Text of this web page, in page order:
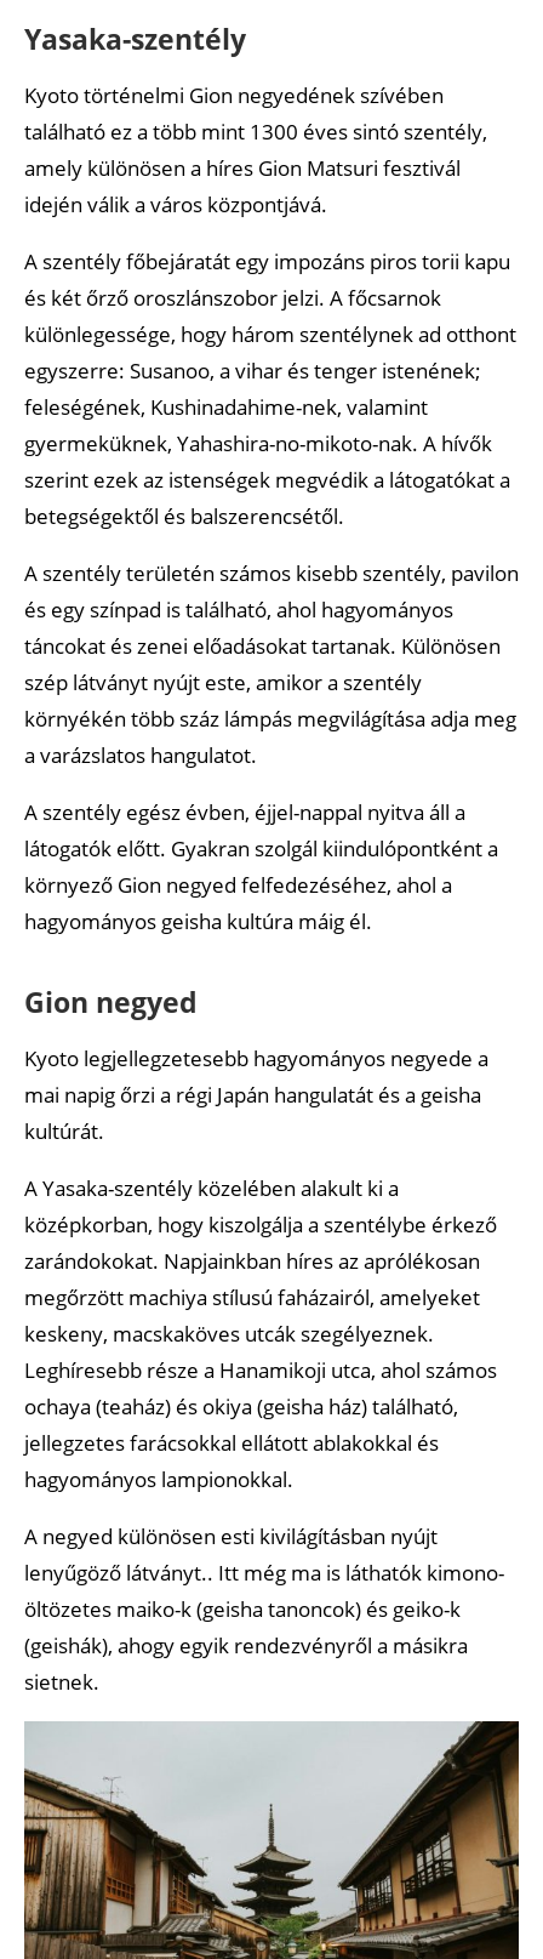
Yasaka-szentély
Kyoto történelmi Gion negyedének szívében
található ez a több mint 1300 éves sintó szentély,
amely különösen a híres Gion Matsuri fesztivál
idején válik a város központjává.
A szentély főbejáratát egy impozáns piros torii kapu
és két őrző oroszlánszobor jelzi. A főcsarnok
különlegessége, hogy három szentélynek ad otthont
egyszerre: Susanoo, a vihar és tenger istenének;
feleségének, Kushinadahime-nek, valamint
gyermeküknek, Yahashira-no-mikoto-nak. A hívők
szerint ezek az istenségek megvédik a látogatókat a
betegségektől és balszerencsétől.
A szentély területén számos kisebb szentély, pavilon
és egy színpad is található, ahol hagyományos
táncokat és zenei előadásokat tartanak. Különösen
szép látványt nyújt este, amikor a szentély
környékén több száz lámpás megvilágítása adja meg
a varázslatos hangulatot.
A szentély egész évben, éjjel-nappal nyitva áll a
látogatók előtt. Gyakran szolgál kiindulópontként a
környező Gion negyed felfedezéséhez, ahol a
hagyományos geisha kultúra máig él.
Gion negyed
Kyoto legjellegzetesebb hagyományos negyede a
mai napig őrzi a régi Japán hangulatát és a geisha
kultúrát.
A Yasaka-szentély közelében alakult ki a
középkorban, hogy kiszolgálja a szentélybe érkező
zarándokokat. Napjainkban híres az aprólékosan
megőrzött machiya stílusú faházairól, amelyeket
keskeny, macskaköves utcák szegélyeznek.
Leghíresebb része a Hanamikoji utca, ahol számos
ochaya (teaház) és okiya (geisha ház) található,
jellegzetes farácsokkal ellátott ablakokkal és
hagyományos lampionokkal.
A negyed különösen esti kivilágításban nyújt
lenyűgöző látványt.. Itt még ma is láthatók kimono-
öltözetes maiko-k (geisha tanoncok) és geiko-k
(geishák), ahogy egyik rendezvényről a másikra
sietnek.